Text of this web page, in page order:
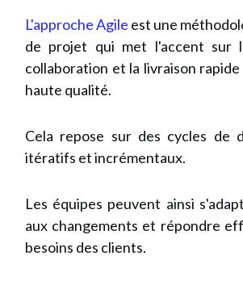
L'approche Agile est une
de projet qui met l'accent sur
collaboration et la livraison
haute qualité.
Cela repose sur des cycles de
itératifs et incrémentaux.
Les équipes peuvent ainsi
aux changements et répondre
besoins des clients.